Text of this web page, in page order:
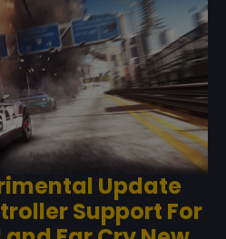
Update
Support For